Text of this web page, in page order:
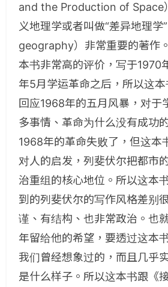
and the Production of Space
义地理学或者叫做“差异地理学
geography）非常重要的著作
本书非常高的评价，写于1970
年5月学运革命之后，所以这
回应1968年的五月风暴，对于
多事情、革命为什么没有成功
1968年的革命失败了，但这本
对人的启发，列斐伏尔把都市
治重组的核心地位。所以这本
到的列斐伏尔的写作风格差别
谨、有结构、也非常政治。也
年留给他的希望，要透过这本
我们曾经想象过的，而且几乎
是什么样子。所以这本书跟《